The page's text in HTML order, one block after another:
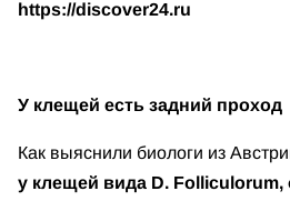
https://discover24.ru
У клещей есть задний проход
Как выяснили биологи из
у клещей вида D.